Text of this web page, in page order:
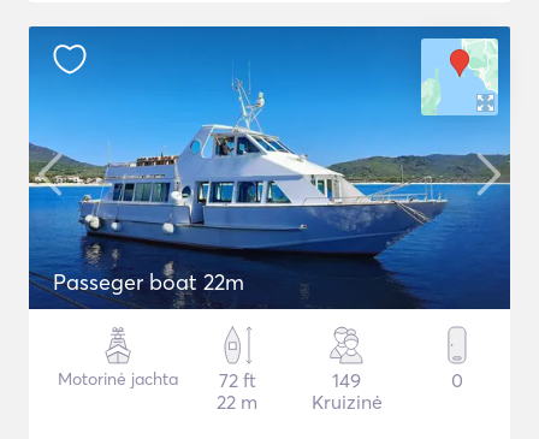
Passeger boat 22m
Motorinė jachta
72 ft
22 m
149
Kruizinė
0